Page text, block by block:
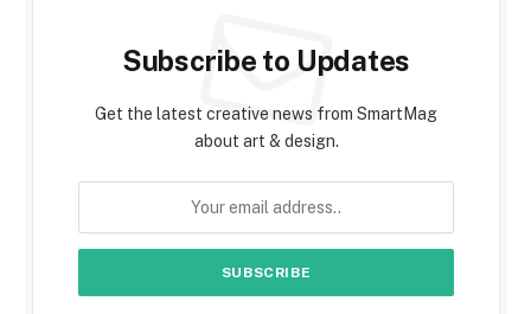
Subscribe to Updates
Get the latest creative news from SmartMag
about art & design.